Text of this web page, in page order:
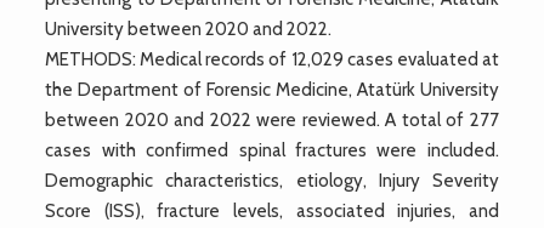
University between 2020 and 2022.
METHODS: Medical records of 12,029 cases evaluated at
the Department of Forensic Medicine, Atatürk University
between 2020 and 2022 were reviewed. A total of 277
cases with confirmed spinal fractures were included.
Demographic characteristics, etiology, Injury Severity
Score (ISS), fracture levels, associated injuries, and